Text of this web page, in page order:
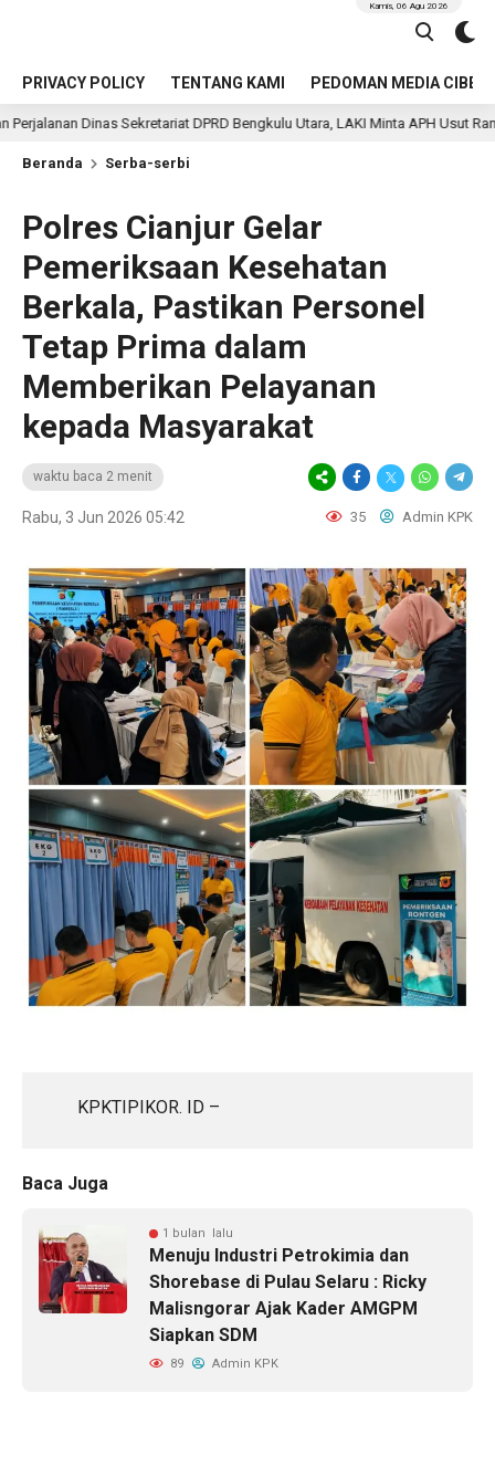
PRIVACY POLICY TENTANG KAMI PEDOMAN MEDIA CIBER
Kamis, 06 Agu 2026
DPRD Bengkulu Utara, LAKI Minta APH Usut Rantai Pengelolaannya
Beranda Serba-serbi
Polres Cianjur Gelar
Pemeriksaan Kesehatan
Berkala, Pastikan Personel
Tetap Prima dalam
Memberikan Pelayanan
kepada Masyarakat
waktu baca 2 menit
Rabu, 3 Jun 2026 05:42 35 Admin KPK
KPKTIPIKOR. ID –
Baca Juga
1 bulan lalu
Menuju Industri Petrokimia dan
Shorebase di Pulau Selaru : Ricky
Malisngorar Ajak Kader AMGPM
Siapkan SDM
89 Admin KPK